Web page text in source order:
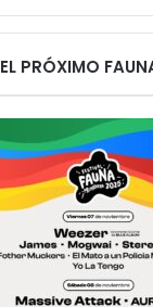
PRÓXIMO